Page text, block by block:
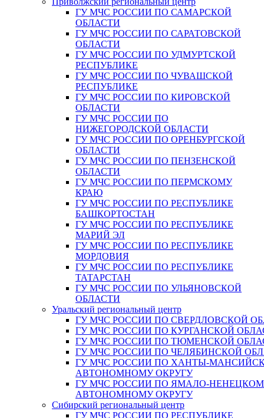
ГУ МЧС РОССИИ ПО САМАРСКОЙ
ОБЛАСТИ
ГУ МЧС РОССИИ ПО САРАТОВСКОЙ
ОБЛАСТИ
ГУ МЧС РОССИИ ПО УДМУРТСКОЙ
РЕСПУБЛИКЕ
ГУ МЧС РОССИИ ПО ЧУВАШСКОЙ
РЕСПУБЛИКЕ
ГУ МЧС РОССИИ ПО КИРОВСКОЙ
ОБЛАСТИ
ГУ МЧС РОССИИ ПО
НИЖЕГОРОДСКОЙ ОБЛАСТИ
ГУ МЧС РОССИИ ПО ОРЕНБУРГСКОЙ
ОБЛАСТИ
ГУ МЧС РОССИИ ПО ПЕНЗЕНСКОЙ
ОБЛАСТИ
ГУ МЧС РОССИИ ПО ПЕРМСКОМУ
КРАЮ
ГУ МЧС РОССИИ ПО РЕСПУБЛИКЕ
БАШКОРТОСТАН
ГУ МЧС РОССИИ ПО РЕСПУБЛИКЕ
МАРИЙ ЭЛ
ГУ МЧС РОССИИ ПО РЕСПУБЛИКЕ
МОРДОВИЯ
ГУ МЧС РОССИИ ПО РЕСПУБЛИКЕ
ТАТАРСТАН
ГУ МЧС РОССИИ ПО УЛЬЯНОВСКОЙ
ОБЛАСТИ
Уральский региональный центр
ГУ МЧС РОССИИ ПО СВЕРДЛОВСКОЙ
ГУ МЧС РОССИИ ПО КУРГАНСКОЙ
ГУ МЧС РОССИИ ПО ТЮМЕНСКОЙ
ГУ МЧС РОССИИ ПО ЧЕЛЯБИНСКОЙ
ГУ МЧС РОССИИ ПО ХАНТЫ-
АВТОНОМНОМУ ОКРУГУ
ГУ МЧС РОССИИ ПО ЯМАЛО-
АВТОНОМНОМУ ОКРУГУ
Сибирский региональный центр
ГУ МЧС РОССИИ ПО РЕСПУБЛИКЕ